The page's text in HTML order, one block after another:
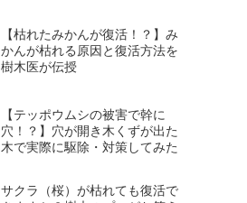
【枯れたみかんが復活！？】み
かんが枯れる原因と復活方法を
樹木医が伝授
【テッポウムシの被害で幹に
穴！？】穴が開き木くずが出た
木で実際に駆除・対策してみた
サクラ（桜）が枯れても復活で